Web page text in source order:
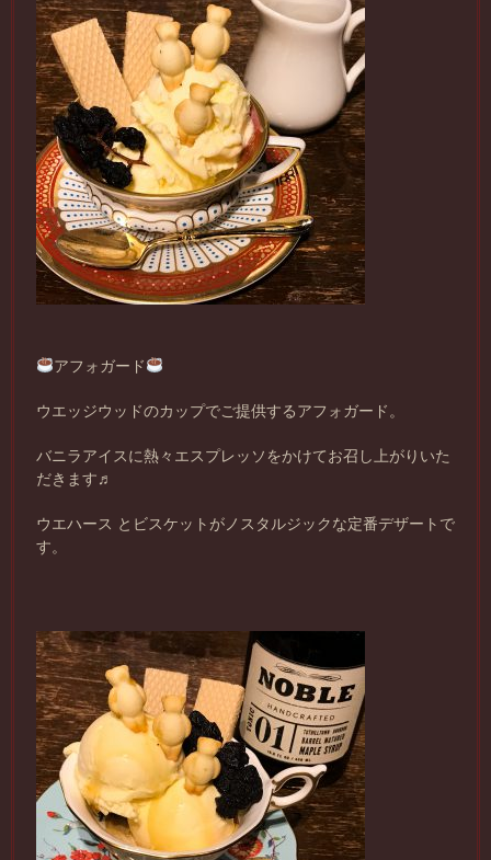
アフォガード
ウエッジウッドのカップでご提供するアフォガード。
バニラアイスに熱々エスプレッソをかけてお召し上がりいた
だきます♬
ウエハース とビスケットがノスタルジックな定番デザートで
す。